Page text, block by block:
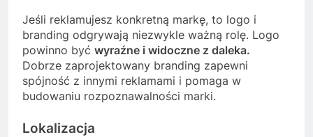
Jeśli reklamujesz konkretną markę, to logo i
branding odgrywają niezwykle ważną rolę. Logo
powinno być wyraźne i widoczne z daleka.
Dobrze zaprojektowany branding zapewni
spójność z innymi reklamami i pomaga w
budowaniu rozpoznawalności marki.
Lokalizacja